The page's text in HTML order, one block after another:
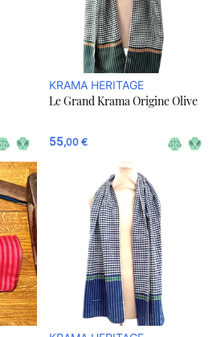
KRAMA HERITAGE
Le Grand Krama Origine Olive
55,00 €